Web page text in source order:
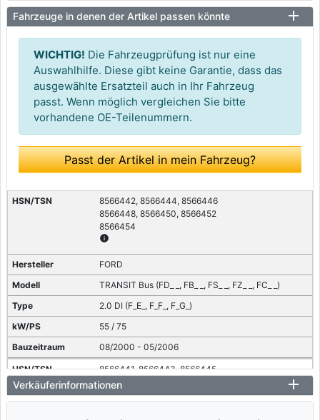
Fahrzeuge in denen der Artikel passen könnte
WICHTIG! Die Fahrzeugprüfung ist nur eine
Auswahlhilfe. Diese gibt keine Garantie, dass das
ausgewählte Ersatzteil auch in Ihr Fahrzeug
passt. Wenn möglich vergleichen Sie bitte
vorhandene OE-Teilenummern.
Passt der Artikel in mein Fahrzeug?
8566442, 8566444, 8566446
8566448, 8566450, 8566452
8566454
info
FORD
TRANSIT Bus (FD_ _, FB_ _, FS_ _, FZ_ _, FC_ _)
2.0 DI (F_E_, F_F_, F_G_)
55 / 75
08/2000 - 05/2006
8566441, 8566443, 8566445
8566447, 8566449, 8566451
8566453, 8566475
Verkäuferinformationen